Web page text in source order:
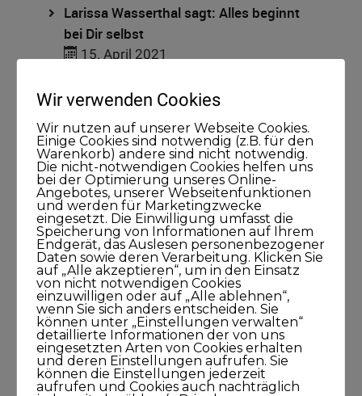
Larissa Wasserthal sagt: Alles beginnt
bei Dir selbst
15. April 2021
Kategorien
Blog
KUNDISCHgedacht
KUNDISCHimpuls
KUNDISCHkonkret
Wir verwenden Cookies
Wir nutzen auf unserer Webseite Cookies.
Einige Cookies sind notwendig (z.B. für den
Warenkorb) andere sind nicht notwendig.
Die nicht-notwendigen Cookies helfen uns
bei der Optimierung unseres Online-
Angebotes, unserer Webseitenfunktionen
und werden für Marketingzwecke
eingesetzt. Die Einwilligung umfasst die
Speicherung von Informationen auf Ihrem
Endgerät, das Auslesen personenbezogener
Daten sowie deren Verarbeitung. Klicken Sie
auf „Alle akzeptieren“, um in den Einsatz
von nicht notwendigen Cookies
einzuwilligen oder auf „Alle ablehnen“,
wenn Sie sich anders entscheiden. Sie
können unter „Einstellungen verwalten“
detaillierte Informationen der von uns
eingesetzten Arten von Cookies erhalten
und deren Einstellungen aufrufen. Sie
können die Einstellungen jederzeit
aufrufen und Cookies auch nachträglich